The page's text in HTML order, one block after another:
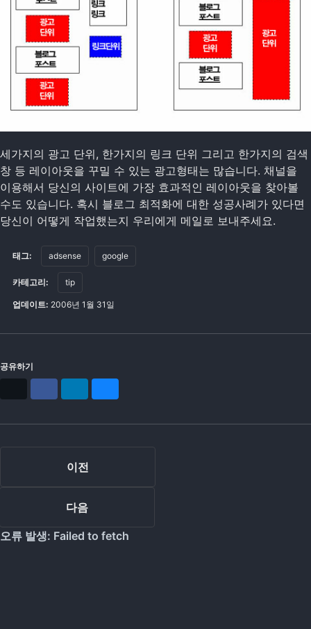
세가지의 광고 단위, 한가지의 링크 단위 그리고 한가지의 검색
창 등 레이아웃을 꾸밀 수 있는 광고형태는 많습니다. 채널을
이용해서 당신의 사이트에 가장 효과적인 레이아웃을 찾아볼
수도 있습니다. 혹시 블로그 최적화에 대한 성공사례가 있다면
당신이 어떻게 작업했는지 우리에게 메일로 보내주세요.
태그: adsense google
카테고리: tip
업데이트: 2006년 1월 31일
공유하기
이전
다음